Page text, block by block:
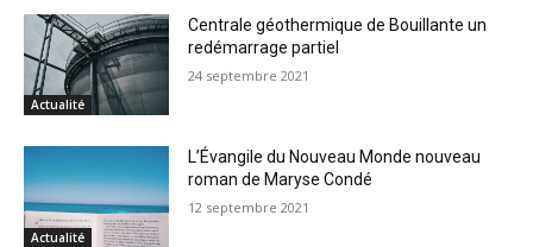
Actualité
Centrale géothermique de Bouillante un
redémarrage partiel
24 septembre 2021
Actualité
L’Évangile du Nouveau Monde nouveau
roman de Maryse Condé
12 septembre 2021